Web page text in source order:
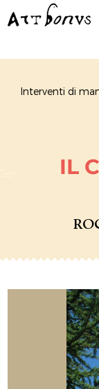
Interventi di
IL